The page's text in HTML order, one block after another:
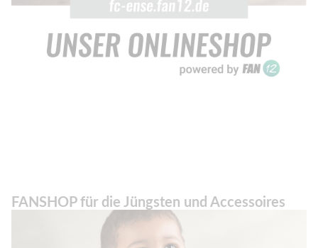
FANSHOP für die Jüngsten und Accessoires